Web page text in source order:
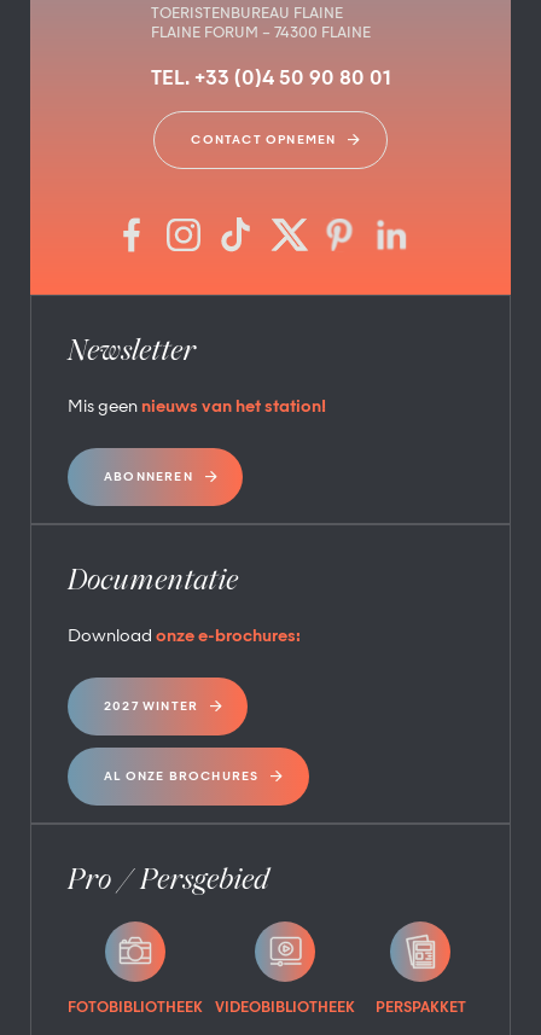
TOERISTENBUREAU FLAINE
FLAINE FORUM – 74300 FLAINE
TEL. +33 (0)4 50 90 80 01
CONTACT OPNEMEN
Newsletter
Mis geen nieuws van het station!
ABONNEREN
Documentatie
Download onze e-brochures:
2027 WINTER
AL ONZE BROCHURES
Pro / Persgebied
FOTOBIBLIOTHEEK VIDEOBIBLIOTHEEK PERSPAKKET